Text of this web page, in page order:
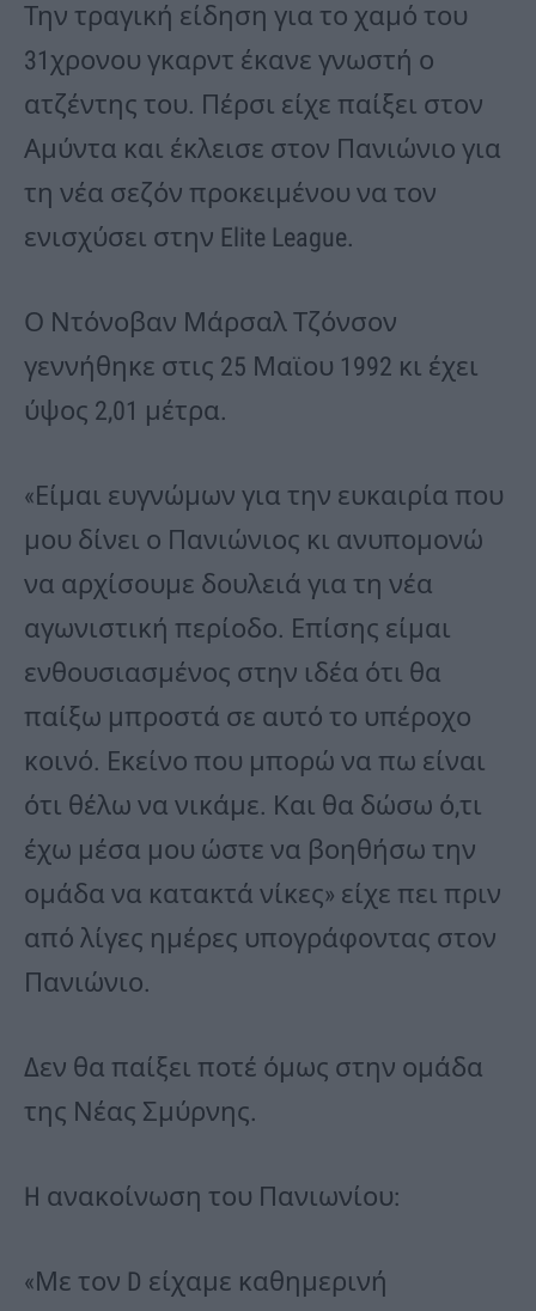
Την τραγική είδηση για το χαμό του
31χρονου γκαρντ έκανε γνωστή ο
ατζέντης του. Πέρσι είχε παίξει στον
Αμύντα και έκλεισε στον Πανιώνιο για
τη νέα σεζόν προκειμένου να τον
ενισχύσει στην Elite League.
Ο Ντόνοβαν Μάρσαλ Τζόνσον
γεννήθηκε στις 25 Μαϊου 1992 κι έχει
ύψος 2,01 μέτρα.
«Είμαι ευγνώμων για την ευκαιρία που
μου δίνει ο Πανιώνιος κι ανυπομονώ
να αρχίσουμε δουλειά για τη νέα
αγωνιστική περίοδο. Επίσης είμαι
ενθουσιασμένος στην ιδέα ότι θα
παίξω μπροστά σε αυτό το υπέροχο
κοινό. Εκείνο που μπορώ να πω είναι
ότι θέλω να νικάμε. Και θα δώσω ό,τι
έχω μέσα μου ώστε να βοηθήσω την
ομάδα να κατακτά νίκες» είχε πει πριν
από λίγες ημέρες υπογράφοντας στον
Πανιώνιο.
Δεν θα παίξει ποτέ όμως στην ομάδα
της Νέας Σμύρνης.
H ανακοίνωση του Πανιωνίου:
«Με τον D είχαμε καθημερινή